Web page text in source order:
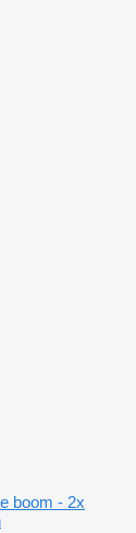
boom - 2x